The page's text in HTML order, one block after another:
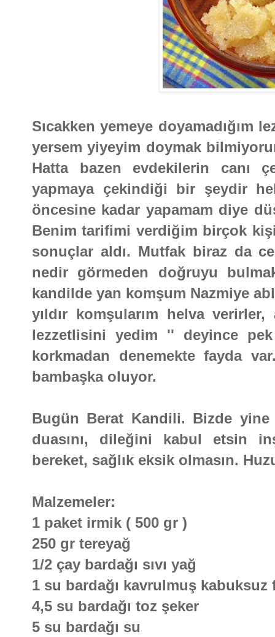
Sıcakken yemeye doyamadığım
yersem yiyeyim doymak
Hatta bazen evdekilerin canı
yapmaya çekindiği bir şeydir
öncesine kadar yapamam diye
Benim tarifimi verdiğim birçok kişi
sonuçlar aldı. Mutfak biraz da
nedir görmeden doğruyu
kandilde yan komşum Nazmiye
yıldır komşularım helva
lezzetlisini yedim '' deyince
korkmadan denemekte fayda
bambaşka oluyor.
Bugün Berat Kandili. Bizde yine
duasını, dileğini kabul etsin
bereket, sağlık eksik olmasın.
Malzemeler:
1 paket irmik ( 500 gr )
250 gr tereyağ
1/2 çay bardağı sıvı yağ
1 su bardağı kavrulmuş kabuksuz
4,5 su bardağı toz şeker
5 su bardağı su